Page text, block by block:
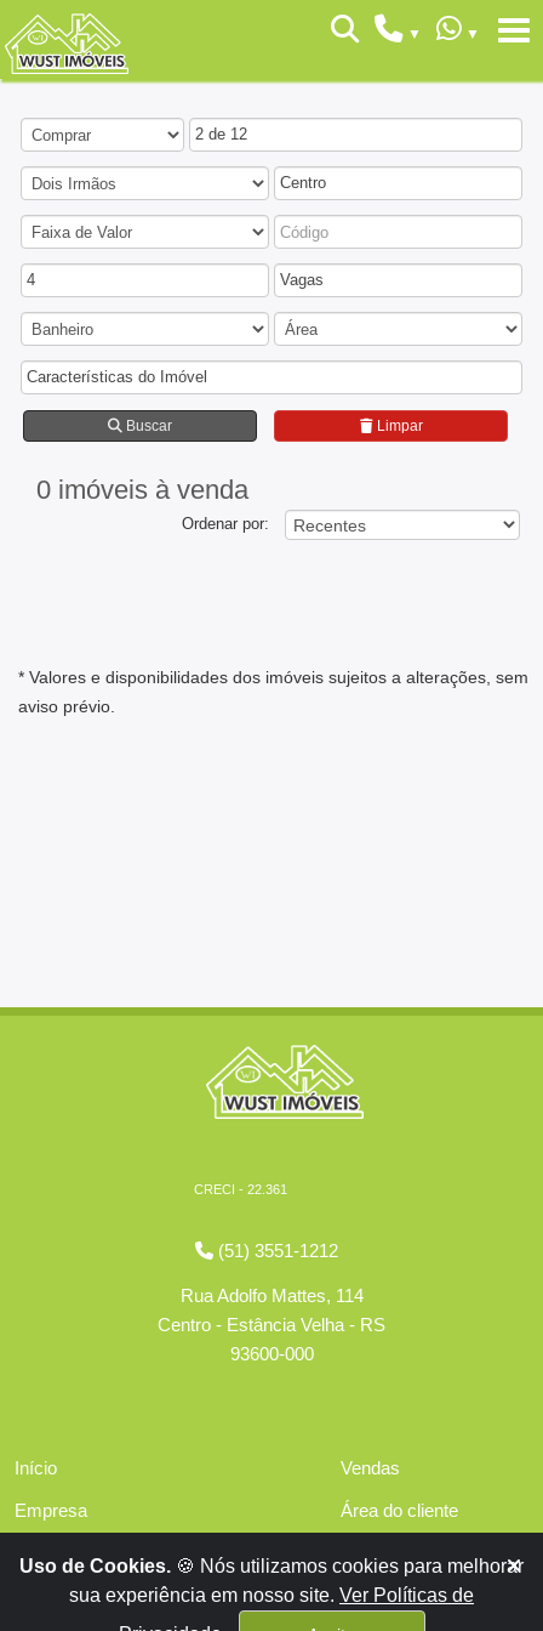
2 de 12
Centro
4 Vagas
Características do Imóvel
Buscar Limpar
0 imóveis à venda
Ordenar por:
* Valores e disponibilidades dos imóveis sujeitos a alterações, sem
aviso prévio.
CRECI - 22.361
(51) 3551-1212
Rua Adolfo Mattes, 114
Centro - Estância Velha - RS
93600-000
Início
Empresa
Financiamentos
Vendas
Área do cliente
Contato
Uso de Cookies. 🍪 Nós utilizamos cookies para melhorar
sua experiência em nosso site. Ver Políticas de